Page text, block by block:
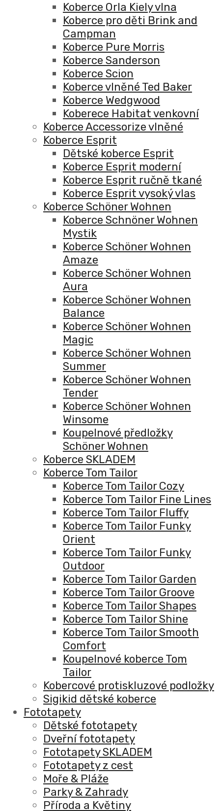
Koberce Orla Kiely vlna
Koberce pro děti Brink and
Campman
Koberce Pure Morris
Koberce Sanderson
Koberce Scion
Koberce vlněné Ted Baker
Koberce Wedgwood
Koberece Habitat venkovní
Koberce Accessorize vlněné
Koberce Esprit
Dětské koberce Esprit
Koberce Esprit moderní
Koberce Esprit ručně tkané
Koberce Esprit vysoký vlas
Koberce Schöner Wohnen
Koberce Schnöner Wohnen
Mystik
Koberce Schöner Wohnen
Amaze
Koberce Schöner Wohnen
Aura
Koberce Schöner Wohnen
Balance
Koberce Schöner Wohnen
Magic
Koberce Schöner Wohnen
Summer
Koberce Schöner Wohnen
Tender
Koberce Schöner Wohnen
Winsome
Koupelnové předložky
Schöner Wohnen
Koberce SKLADEM
Koberce Tom Tailor
Koberce Tom Tailor Cozy
Koberce Tom Tailor Fine Lines
Koberce Tom Tailor Fluffy
Koberce Tom Tailor Funky
Orient
Koberce Tom Tailor Funky
Outdoor
Koberce Tom Tailor Garden
Koberce Tom Tailor Groove
Koberce Tom Tailor Shapes
Koberce Tom Tailor Shine
Koberce Tom Tailor Smooth
Comfort
Koupelnové koberce Tom
Tailor
Kobercové protiskluzové podložky
Sigikid dětské koberce
Fototapety
Dětské fototapety
Dveřní fototapety
Fototapety SKLADEM
Fototapety z cest
Moře & Pláže
Parky & Zahrady
Příroda a Květiny